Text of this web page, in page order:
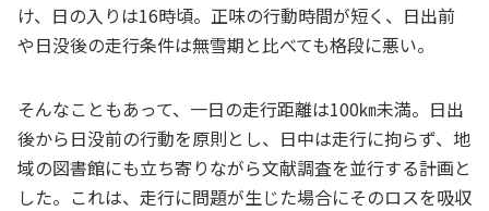
け、日の入りは16時頃。正味の行動時間が短く、日出前
や日没後の走行条件は無雪期と比べても格段に悪い。
そんなこともあって、一日の走行距離は100㎞未満。日出
後から日没前の行動を原則とし、日中は走行に拘らず、地
域の図書館にも立ち寄りながら文献調査を並行する計画と
した。これは、走行に問題が生じた場合にそのロスを吸収